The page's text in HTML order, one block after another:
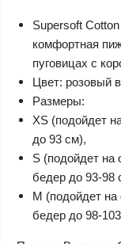
Supersoft
комфортная
пуговицах с
Цвет: розовый
Размеры:
XS (подойдет
до 93 см),
S (подойдет на
бедер до 93-98
M (подойдет на
бедер до 98-